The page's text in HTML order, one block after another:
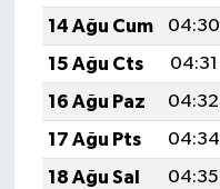
14 Ağu Cum
04:30
15 Ağu Cts
04:31
16 Ağu Paz
04:32
17 Ağu Pts
04:34
18 Ağu Sal
04:35